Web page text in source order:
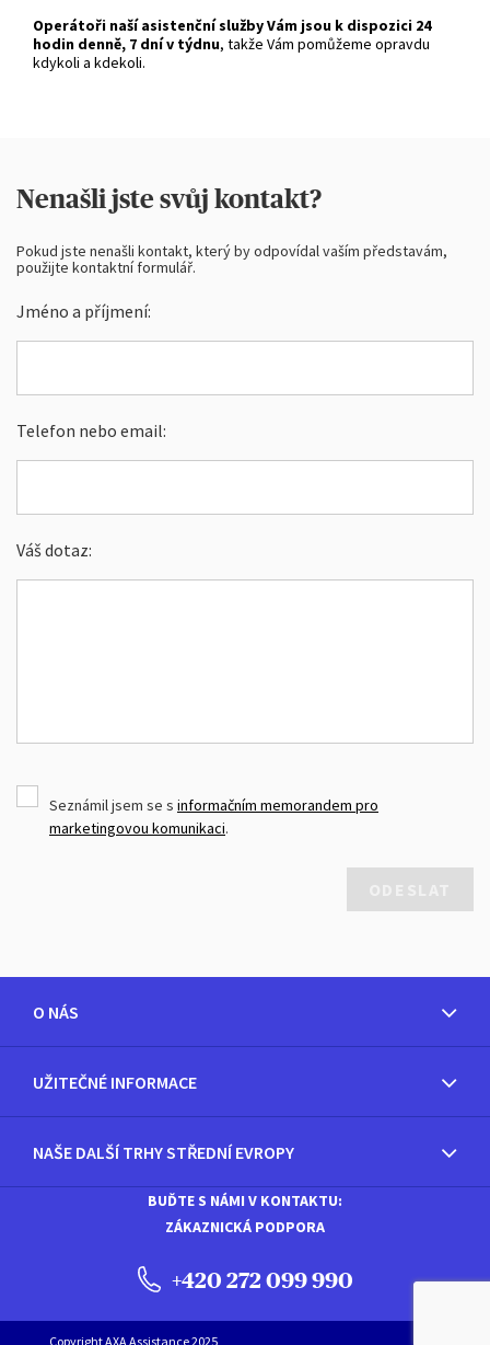
Operátoři naší asistenční služby Vám jsou k dispozici 24
hodin denně, 7 dní v týdnu, takže Vám pomůžeme opravdu
kdykoli a kdekoli.
Nenašli jste svůj kontakt?
Pokud jste nenašli kontakt, který by odpovídal vaším představám,
použijte kontaktní formulář.
Jméno a příjmení:
Telefon nebo email:
Váš dotaz:
Seznámil jsem se s informačním memorandem pro
marketingovou komunikaci.
O NÁS
UŽITEČNÉ INFORMACE
NAŠE DALŠÍ TRHY STŘEDNÍ EVROPY
BUĎTE S NÁMI V KONTAKTU:
ZÁKAZNICKÁ PODPORA
+420 272 099 990
Copyright AXA Assistance 2025